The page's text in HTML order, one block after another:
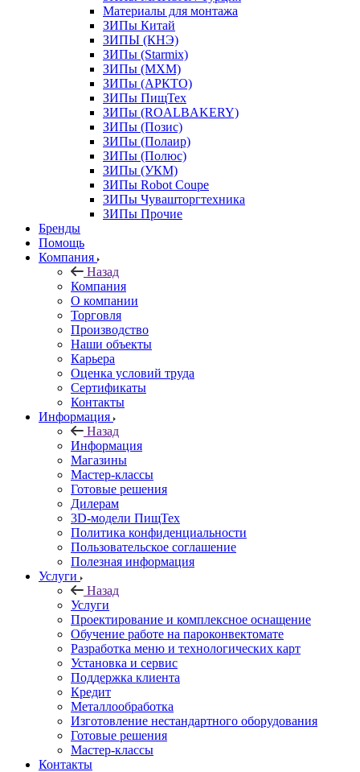
Материалы для монтажа
ЗИПы Китай
ЗИПЫ (КНЭ)
ЗИПы (Starmix)
ЗИПы (МХМ)
ЗИПы (АРКТО)
ЗИПы ПищТех
ЗИПы (ROALBAKERY)
ЗИПы (Позис)
ЗИПы (Полаир)
ЗИПы (Полюс)
ЗИПы (УКМ)
ЗИПы Robot Coupe
ЗИПы Чувашторгтехника
ЗИПы Прочие
Бренды
Помощь
Компания
Назад
Компания
О компании
Торговля
Производство
Наши объекты
Карьера
Оценка условий труда
Сертификаты
Контакты
Информация
Назад
Информация
Магазины
Мастер-классы
Готовые решения
Дилерам
3D-модели ПищТех
Политика конфиденциальности
Пользовательское соглашение
Полезная информация
Услуги
Назад
Услуги
Проектирование и комплексное оснащение
Обучение работе на пароконвектомате
Разработка меню и технологических карт
Установка и сервис
Поддержка клиента
Кредит
Металлообработка
Изготовление нестандартного оборудования
Готовые решения
Мастер-классы
Контакты